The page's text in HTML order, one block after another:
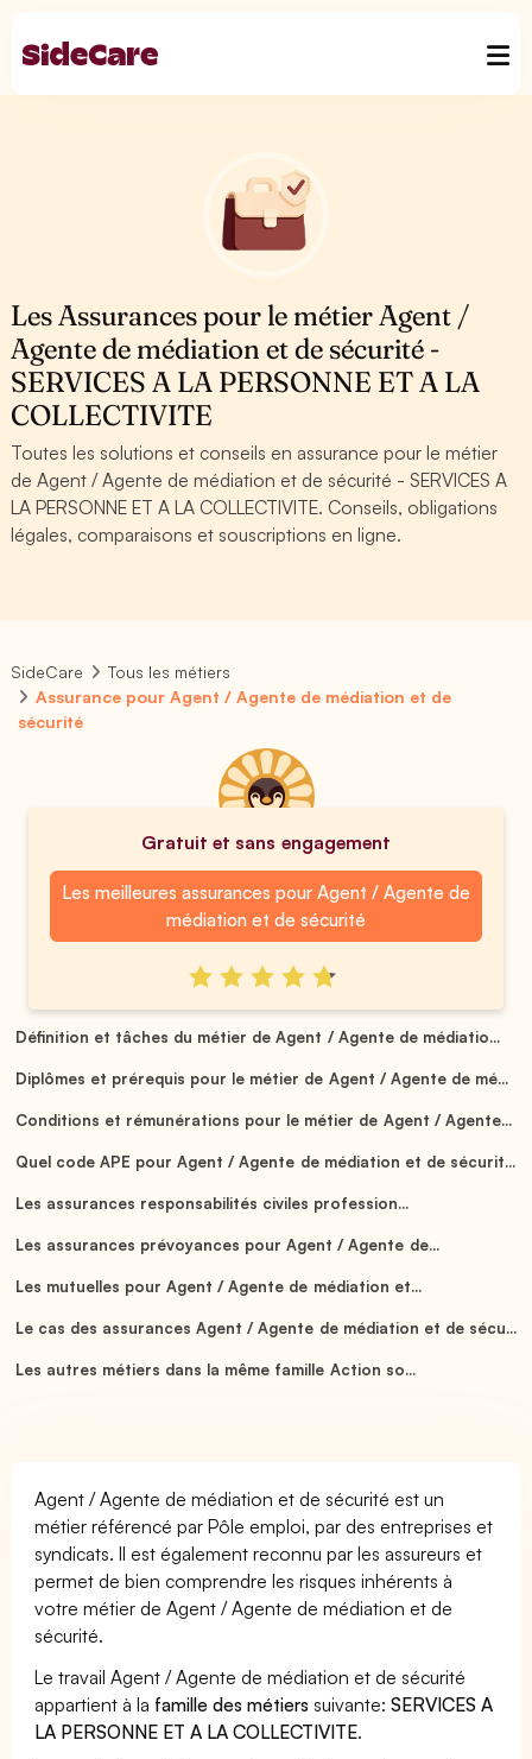
Les Assurances pour le métier Agent /
Agente de médiation et de sécurité -
SERVICES A LA PERSONNE ET A LA
COLLECTIVITE
Toutes les solutions et conseils en assurance pour le métier
de Agent / Agente de médiation et de sécurité - SERVICES A
LA PERSONNE ET A LA COLLECTIVITE. Conseils, obligations
légales, comparaisons et souscriptions en ligne.
SideCare
Tous les métiers
Assurance pour Agent / Agente de médiation et de
sécurité
Gratuit et sans engagement
Les meilleures assurances pour Agent / Agente de
médiation et de sécurité
Définition et tâches du métier de Agent / Agente de médiatio...
Diplômes et prérequis pour le métier de Agent / Agente de mé...
Conditions et rémunérations pour le métier de Agent / Agente...
Quel code APE pour Agent / Agente de médiation et de sécurit...
Les assurances responsabilités civiles profession...
Les assurances prévoyances pour Agent / Agente de...
Les mutuelles pour Agent / Agente de médiation et...
Le cas des assurances Agent / Agente de médiation et de sécu...
Les autres métiers dans la même famille Action so...
Agent / Agente de médiation et de sécurité est un
métier référencé par Pôle emploi, par des entreprises et
syndicats. Il est également reconnu par les assureurs et
permet de bien comprendre les risques inhérents à
votre métier de Agent / Agente de médiation et de
sécurité.
Le travail Agent / Agente de médiation et de sécurité
appartient à la famille des métiers suivante:SERVICES A
LA PERSONNE ET A LA COLLECTIVITE.